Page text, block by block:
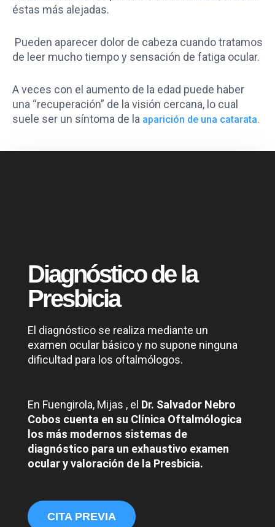
éstas más alejadas.
Pueden aparecer dolor de cabeza cuando tratamos
de leer mucho tiempo y sensación de fatiga ocular.
A veces con el aumento de la edad puede haber
una “recuperación” de la visión cercana, lo cual
suele ser un síntoma de la aparición de una catarata.
Diagnóstico de la
Presbicia
El diagnóstico se realiza mediante un
examen ocular básico y no supone ninguna
dificultad para los oftalmólogos.
En Fuengirola, Mijas , el Dr. Salvador Nebro
Cobos cuenta en su Clínica Oftalmólogica
los más modernos sistemas de
diagnóstico para un exhaustivo examen
ocular y valoración de la Presbicia.
CITA PREVIA